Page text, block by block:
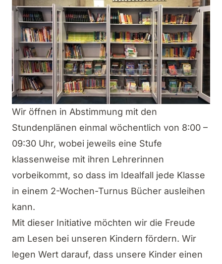
Wir öffnen in Abstimmung mit den
Stundenplänen einmal wöchentlich von 8:00 –
09:30 Uhr, wobei jeweils eine Stufe
klassenweise mit ihren Lehrerinnen
vorbeikommt, so dass im Idealfall jede Klasse
in einem 2-Wochen-Turnus Bücher ausleihen
kann.
Mit dieser Initiative möchten wir die Freude
am Lesen bei unseren Kindern fördern. Wir
legen Wert darauf, dass unsere Kinder einen